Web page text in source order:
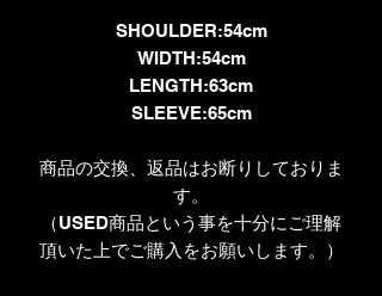
SHOULDER:54cm
WIDTH:54cm
LENGTH:63cm
SLEEVE:65cm
商品の交換、返品はお断りしておりま
す。
（USED商品という事を十分にご理解
頂いた上でご購入をお願いします。）